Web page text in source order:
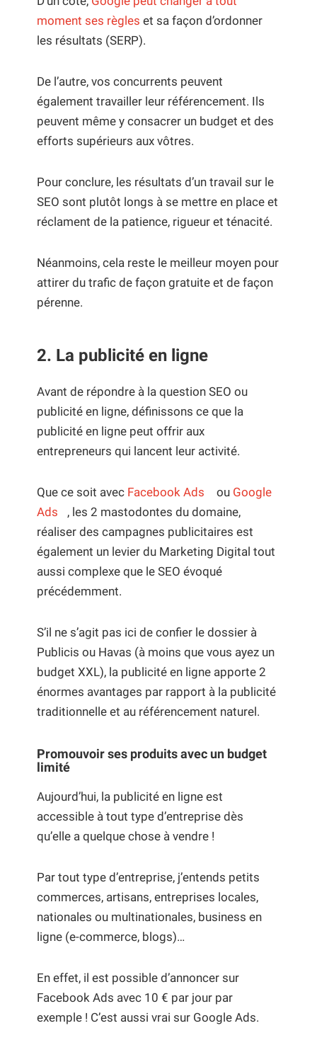
moment ses règles et sa façon d’ordonner
les résultats (SERP).
De l’autre, vos concurrents peuvent
également travailler leur référencement. Ils
peuvent même y consacrer un budget et des
efforts supérieurs aux vôtres.
Pour conclure, les résultats d’un travail sur le
SEO sont plutôt longs à se mettre en place et
réclament de la patience, rigueur et ténacité.
Néanmoins, cela reste le meilleur moyen pour
attirer du trafic de façon gratuite et de façon
pérenne.
2. La publicité en ligne
Avant de répondre à la question SEO ou
publicité en ligne, définissons ce que la
publicité en ligne peut offrir aux
entrepreneurs qui lancent leur activité.
Que ce soit avec Facebook Ads ou Google
Ads
, les 2 mastodontes du domaine,
réaliser des campagnes publicitaires est
également un levier du Marketing Digital tout
aussi complexe que le SEO évoqué
précédemment.
S’il ne s’agit pas ici de confier le dossier à
Publicis ou Havas (à moins que vous ayez un
budget XXL), la publicité en ligne apporte 2
énormes avantages par rapport à la publicité
traditionnelle et au référencement naturel.
Promouvoir ses produits avec un budget
limité
Aujourd’hui, la publicité en ligne est
accessible à tout type d’entreprise dès
qu’elle a quelque chose à vendre !
Par tout type d’entreprise, j’entends petits
commerces, artisans, entreprises locales,
nationales ou multinationales, business en
ligne (e-commerce, blogs)…
En effet, il est possible d’annoncer sur
Facebook Ads avec 10 € par jour par
exemple ! C’est aussi vrai sur Google Ads.